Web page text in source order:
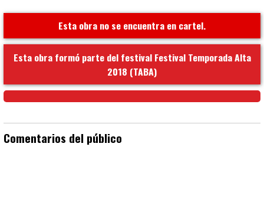
Esta obra no se encuentra en cartel.
Esta obra formó parte del festival Festival Temporada Alta
2018 (TABA)
Comentarios del público